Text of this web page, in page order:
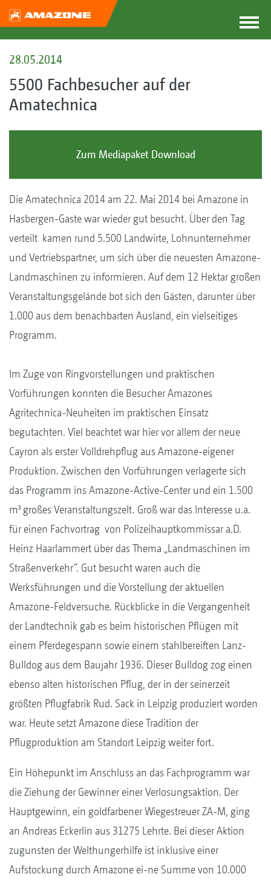
28.05.2014
5500 Fachbesucher auf der
Amatechnica
Zum Mediapaket Download
Die Amatechnica 2014 am 22. Mai 2014 bei Amazone in
Hasbergen-Gaste war wieder gut besucht. Über den Tag
verteilt kamen rund 5.500 Landwirte, Lohnunternehmer
und Vertriebspartner, um sich über die neuesten Amazone-
Landmaschinen zu informieren. Auf dem 12 Hektar großen
Veranstaltungsgelände bot sich den Gästen, darunter über
1.000 aus dem benachbarten Ausland, ein vielseitiges
Programm.
Im Zuge von Ringvorstellungen und praktischen
Vorführungen konnten die Besucher Amazones
Agritechnica-Neuheiten im praktischen Einsatz
begutachten. Viel beachtet war hier vor allem der neue
Cayron als erster Volldrehpflug aus Amazone-eigener
Produktion. Zwischen den Vorführungen verlagerte sich
das Programm ins Amazone-Active-Center und ein 1.500
m³ großes Veranstaltungszelt. Groß war das Interesse u.a.
für einen Fachvortrag von Polizeihauptkommissar a.D.
Heinz Haarlammert über das Thema „Landmaschinen im
Straßenverkehr“. Gut besucht waren auch die
Werksführungen und die Vorstellung der aktuellen
Amazone-Feldversuche. Rückblicke in die Vergangenheit
der Landtechnik gab es beim historischen Pflügen mit
einem Pferdegespann sowie einem stahlbereiften Lanz-
Bulldog aus dem Baujahr 1936. Dieser Bulldog zog einen
ebenso alten historischen Pflug, der in der seinerzeit
größten Pflugfabrik Rud. Sack in Leipzig produziert worden
war. Heute setzt Amazone diese Tradition der
Pflugproduktion am Standort Leipzig weiter fort.
Ein Höhepunkt im Anschluss an das Fachprogramm war
die Ziehung der Gewinner einer Verlosungsaktion. Der
Hauptgewinn, ein goldfarbener Wiegestreuer ZA-M, ging
an Andreas Eckerlin aus 31275 Lehrte. Bei dieser Aktion
zugunsten der Welthungerhilfe ist inklusive einer
Aufstockung durch Amazone ei-ne Summe von 10.000